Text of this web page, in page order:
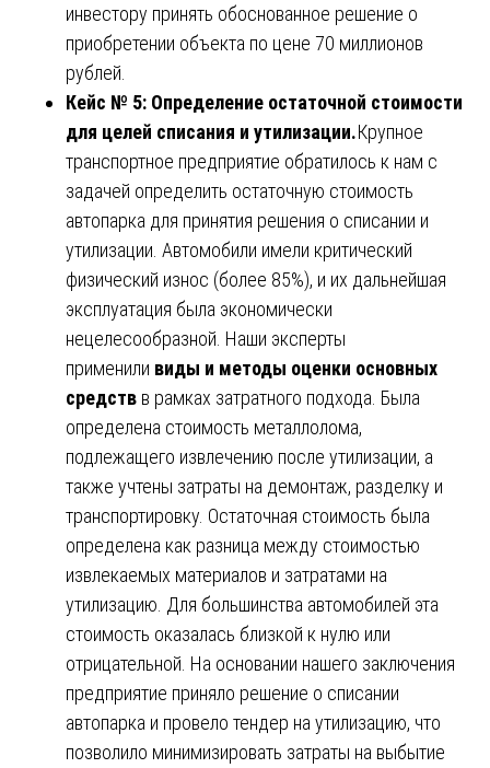
инвестору принять обоснованное решение о
приобретении объекта по цене 70 миллионов
рублей.
Кейс № 5: Определение остаточной стоимости
для целей списания и утилизации.Крупное
транспортное предприятие обратилось к нам с
задачей определить остаточную стоимость
автопарка для принятия решения о списании и
утилизации. Автомобили имели критический
физический износ (более 85%), и их дальнейшая
эксплуатация была экономически
нецелесообразной. Наши эксперты
применили виды и методы оценки основных
средств в рамках затратного подхода. Была
определена стоимость металлолома,
подлежащего извлечению после утилизации, а
также учтены затраты на демонтаж, разделку и
транспортировку. Остаточная стоимость была
определена как разница между стоимостью
извлекаемых материалов и затратами на
утилизацию. Для большинства автомобилей эта
стоимость оказалась близкой к нулю или
отрицательной. На основании нашего заключения
предприятие приняло решение о списании
автопарка и провело тендер на утилизацию, что
позволило минимизировать затраты на выбытие